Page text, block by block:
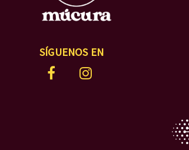
SÍGUENOS EN